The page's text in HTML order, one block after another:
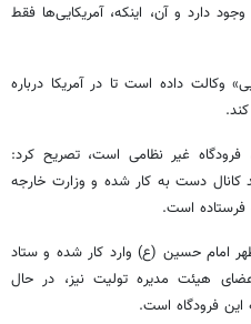
دارد و آن، اینکه، آمریکایی‌ها فقط
وکالت داده است تا در آمریکا درباره
فرودگاه غیر نظامی است، تصریح کرد:
دست به کار شده و وزارت خارجه
فرستاده است.
امام حسین (ع) وارد کار شده و ستاد
هیئت مدیره تولیت نیز، در حال
این فرودگاه است.